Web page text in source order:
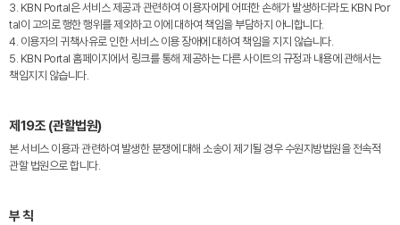
3. KBN Portal은 서비스 제공과 관련하여 이용자에게 어떠한 손해가 발생하더라도 KBN Por
tal이 고의로 행한 행위를 제외하고 이에 대하여 책임을 부담하지 아니합니다.
4. 이용자의 귀책사유로 인한 서비스 이용 장애에 대하여 책임을 지지 않습니다.
5. KBN Portal 홈페이지에서 링크를 통해 제공하는 다른 사이트의 규정과 내용에 관해서는
책임지지 않습니다.
제19조 (관할법원)
본 서비스 이용과 관련하여 발생한 분쟁에 대해 소송이 제기될 경우 수원지방법원을 전속적
관할 법원으로 합니다.
부 칙